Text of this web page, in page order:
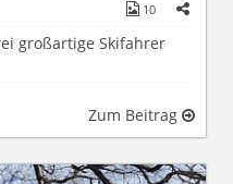
10
großartige Skifahrer
Zum Beitrag